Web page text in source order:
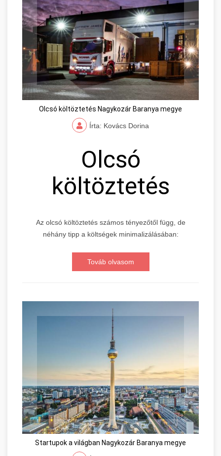
Olcsó költöztetés Nagykozár Baranya megye
Írta: Kovács Dorina
Olcsó
költöztetés
Az olcsó költöztetés számos tényezőtől függ, de
néhány tipp a költségek minimalizálásában:
Továb olvasom
Startupok a világban Nagykozár Baranya megye